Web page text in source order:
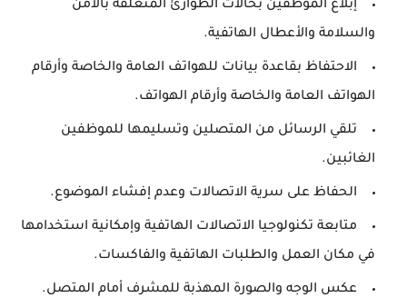
إبلاغ الموظفين بحالات الطوارئ المتعلقة بالأمن
والسلامة والأعطال الهاتفية.
الاحتفاظ بقاعدة بيانات للهواتف العامة والخاصة وأرقام
الهواتف العامة والخاصة وأرقام الهواتف.
تلقي الرسائل من المتصلين وتسليمها للموظفين
الغائبين.
الحفاظ على سرية الاتصالات وعدم إفشاء الموضوع.
متابعة تكنولوجيا الاتصالات الهاتفية وإمكانية استخدامها
في مكان العمل والطلبات الهاتفية والفاكسات.
عكس الوجه والصورة المهذبة للمشرف أمام المتصل.